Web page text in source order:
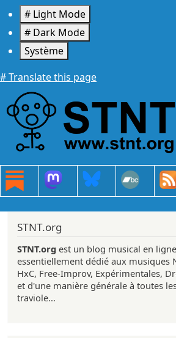
Aller au contenu principal
# Light Mode
# Dark Mode
Système
# Translate this page
STNT.org
STNT.org est un blog musical en
essentiellement dédié aux musiques
HxC, Free-Improv, Expérimentales,
et d'une manière générale à toutes
traviole...